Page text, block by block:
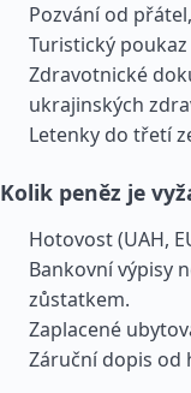
Pozvání od
Turistický
Zdravotnické
ukrajinských
Letenky do třetí
Kolik peněz je
Hotovost (UAH,
Bankovní výpisy
zůstatkem.
Zaplacené
Záruční dopis od